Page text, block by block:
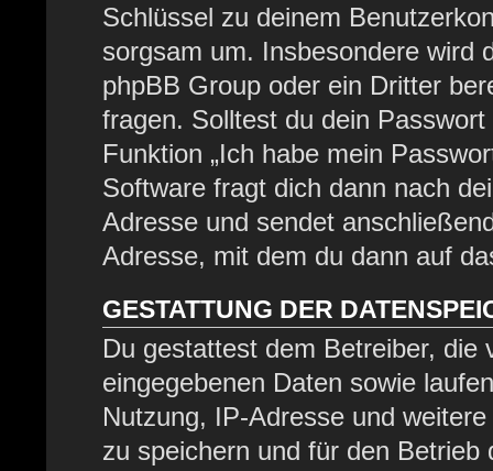
Schlüssel zu deinem
sorgsam um. Insbesondere wird
phpBB Group oder ein Dritter
fragen. Solltest du dein
Funktion „Ich habe mein
Software fragt dich dann nach
Adresse und sendet
Adresse, mit dem du dann auf
GESTATTUNG DER
Du gestattest dem Betreiber, die
eingegebenen Daten sowie
Nutzung, IP-Adresse und
zu speichern und für den Betrieb